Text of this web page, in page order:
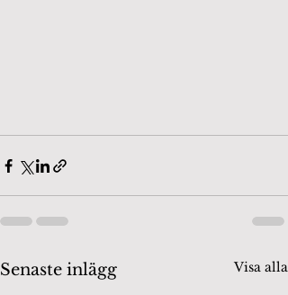
Senaste inlägg Visa alla